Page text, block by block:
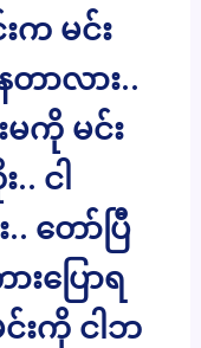
းက မင်း
တာလား..
မကို မင်း
ငါ
တော်ပြီ
းပြောရ
းကို ငါဘ